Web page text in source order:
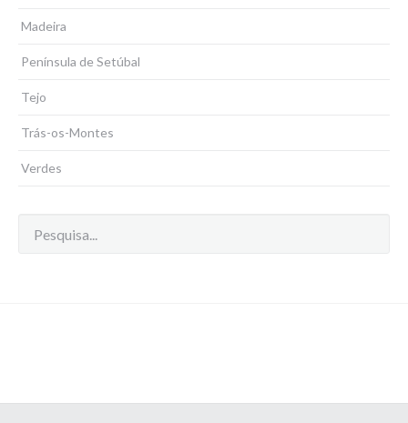
Madeira
Península de Setúbal
Tejo
Trás-os-Montes
Verdes